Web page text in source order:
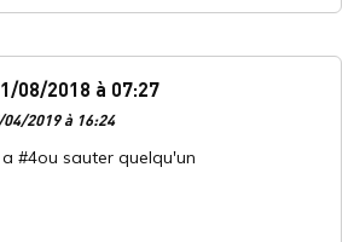
08/2018 à 07:27
2019 à 16:24
#4ou sauter quelqu'un